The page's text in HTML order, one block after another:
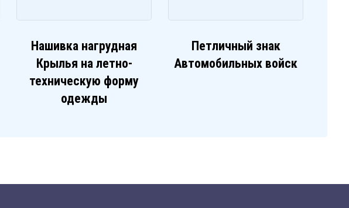
Нашивка нагрудная
Крылья на летно-
техническую форму
одежды
Петличный знак
Автомобильных войск